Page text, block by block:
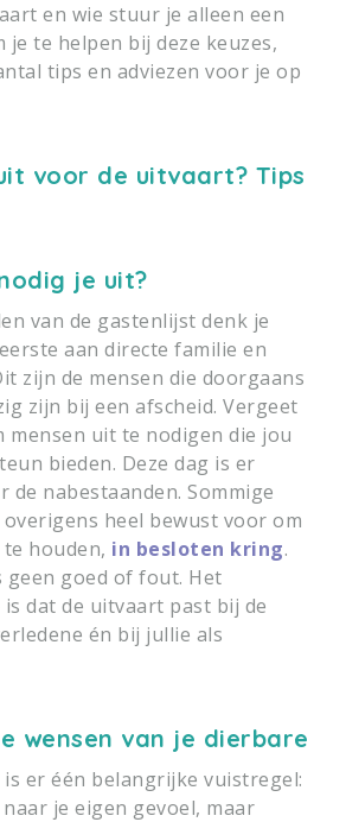
en wie stuur je alleen een
je te helpen bij deze keuzes,
tips en adviezen voor je op
voor de uitvaart? Tips
je uit?
van de gastenlijst denk je
aan directe familie en
zijn de mensen die doorgaans
zijn bij een afscheid. Vergeet
mensen uit te nodigen die jou
bieden. Deze dag is er
nabestaanden. Sommige
heel bewust voor om
houden, in besloten kring.
goed of fout. Het
dat de uitvaart past bij de
én bij jullie als
wensen van je dierbare
er één belangrijke vuistregel:
je eigen gevoel, maar